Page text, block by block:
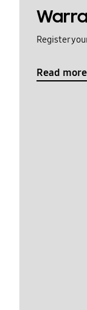
Register
Read more